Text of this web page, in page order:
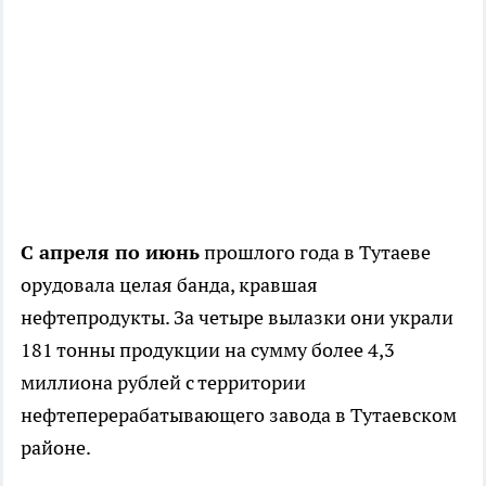
С апреля по июньпрошлого года в Тутаеве
орудовала целая банда, кравшая
нефтепродукты. За четыре вылазки они украли
181 тонны продукции на сумму более 4,3
миллиона рублей с территории
нефтеперерабатывающего завода в Тутаевском
районе.